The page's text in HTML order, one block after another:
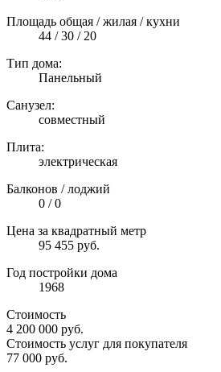
Площадь общая / жилая / кухни
44 / 30 / 20
Тип дома:
Панельный
Санузел:
совместный
Плита:
электрическая
Балконов / лоджий
0 / 0
Цена за квадратный метр
95 455 руб.
Год постройки дома
1968
Стоимость
4 200 000 руб.
Стоимость услуг для покупателя
77 000 руб.